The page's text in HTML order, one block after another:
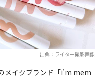
出典：ライター撮影画像
メイクブランド「i’m mem